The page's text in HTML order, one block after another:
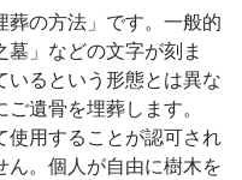
葬の方法」です。一般的
」などの文字が刻ま
いるという形態とは異な
遺骨を埋葬します。
使用することが認可され
ん。個人が自由に樹木を